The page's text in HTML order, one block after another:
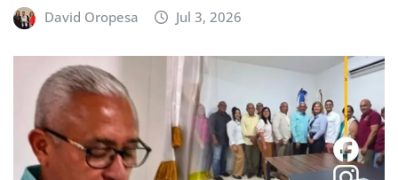
David Oropesa Jul 3, 2026